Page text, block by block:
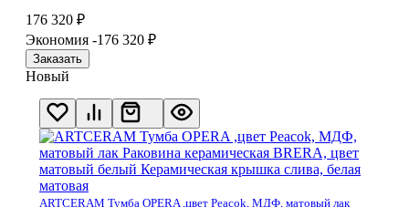
176 320 ₽
Экономия -176 320 ₽
Заказать
Новый
ARTCERAM Тумба OPERA ,цвет Peacok, МДФ, матовый лак